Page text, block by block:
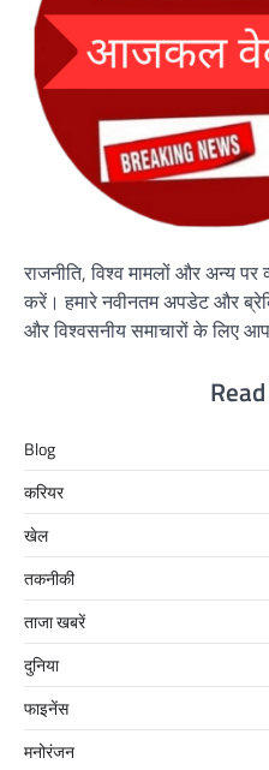
राजनीति, विश्व मामलों और अन्य
करें। हमारे नवीनतम अपडेट और
और विश्वसनीय समाचारों के लिए
Blog
करियर
खेल
तकनीकी
ताजा खबरें
दुनिया
फाइनेंस
मनोरंजन